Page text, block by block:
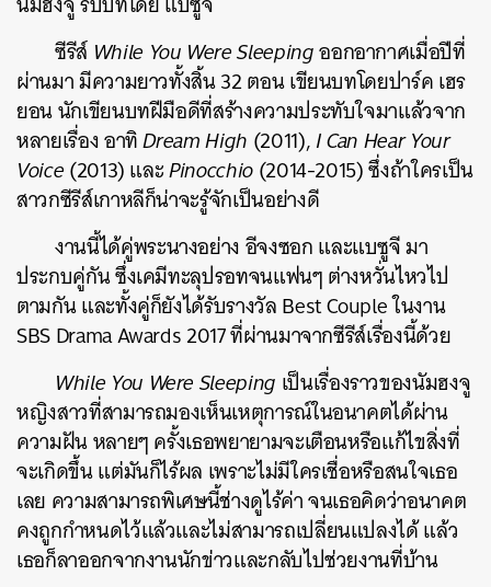
ซีรีส์ While You Were Sleepingออกอากาศเมื่อปีที่
ผ่านมา มีความยาวทั้งสิ้น 32 ตอน เขียนบทโดยปาร์ค เฮร
ยอน นักเขียนบทฝีมือดีที่สร้างความประทับใจมาแล้วจาก
หลายเรื่อง อาทิDream High (2011),I Can Hear Your
Voice(2013) และPinocchio(2014-2015) ซึ่งถ้าใครเป็น
สาวกซีรีส์เกาหลีก็น่าจะรู้จักเป็นอย่างดี
งานนี้ได้คู่พระนางอย่าง อีจงซอก และแบซูจี มา
ประกบคู่กัน ซึ่งเคมีทะลุปรอทจนแฟนๆ ต่างหวั่นไหวไป
ตามกัน และทั้งคู่ก็ยังได้รับรางวัล Best Couple ในงาน
SBS Drama Awards 2017 ที่ผ่านมาจากซีรีส์เรื่องนี้ด้วย
While You Were Sleeping เป็นเรื่องราวของนัมฮงจู
หญิงสาวที่สามารถมองเห็นเหตุการณ์ในอนาคตได้ผ่าน
ความฝัน หลายๆ ครั้งเธอพยายามจะเตือนหรือแก้ไขสิ่งที่
จะเกิดขึ้น แต่มันก็ไร้ผล เพราะไม่มีใครเชื่อหรือสนใจเธอ
เลย ความสามารถพิเศษนี้ช่างดูไร้ค่า จนเธอคิดว่าอนาคต
คงถูกกำหนดไว้แล้วและไม่สามารถเปลี่ยนแปลงได้ แล้ว
เธอก็ลาออกจากงานนักข่าวและกลับไปช่วยงานที่บ้าน